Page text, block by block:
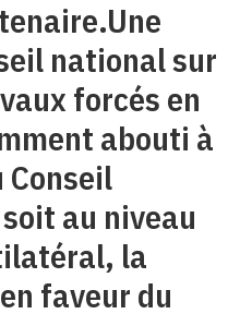
national sur
forcés en
abouti à
Conseil
au niveau
la
faveur du